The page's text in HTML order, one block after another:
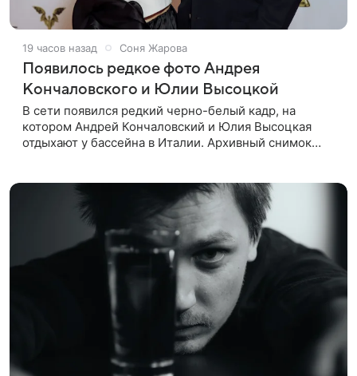
19 часов назад Соня Жарова
Появилось редкое фото Андрея
Кончаловского и Юлии Высоцкой
В сети появился редкий черно-белый кадр, на
котором Андрей Кончаловский и Юлия Высоцкая
отдыхают у бассейна в Италии. Архивный снимок